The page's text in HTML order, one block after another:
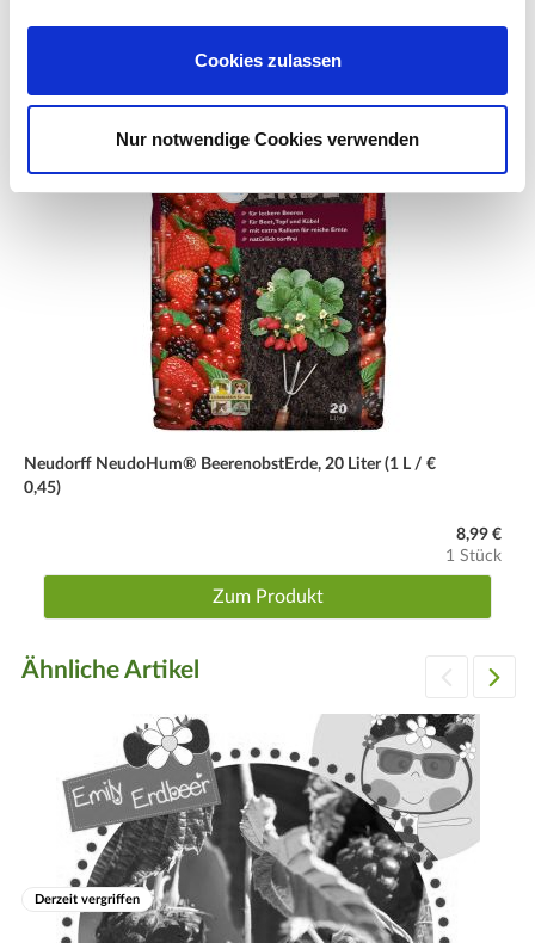
Cookies zulassen
Nur notwendige Cookies verwenden
Neudorff NeudoHum® BeerenobstErde, 20 Liter (1 L / €
0,45)
8,99 €
1 Stück
Zum Produkt
Ähnliche Artikel
Derzeit vergriffen